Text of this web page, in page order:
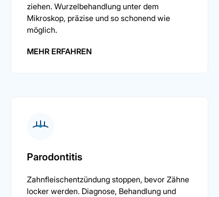
ziehen. Wurzelbehandlung unter dem
Mikroskop, präzise und so schonend wie
möglich.
MEHR ERFAHREN
Parodontitis
Zahnfleischentzündung stoppen, bevor Zähne
locker werden. Diagnose, Behandlung und